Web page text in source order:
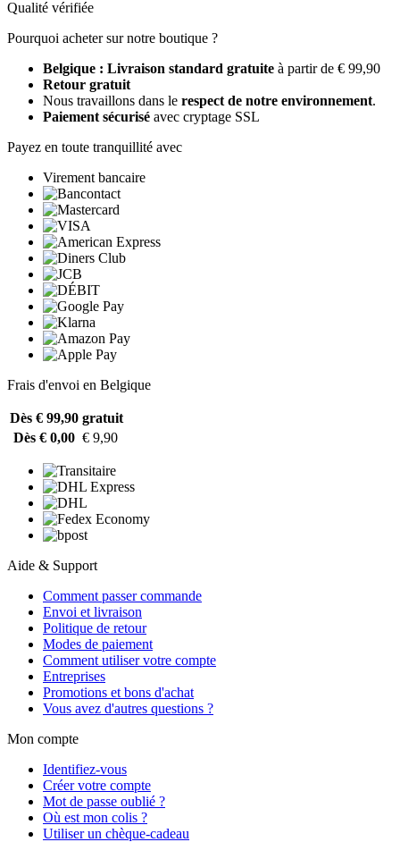
Qualité vérifiée
Pourquoi acheter sur notre boutique ?
Belgique : Livraison standard gratuite à partir de € 99,90
Retour gratuit
Nous travaillons dans le respect de notre environnement.
Paiement sécurisé avec cryptage SSL
Payez en toute tranquillité avec
Virement bancaire
Frais d'envoi en Belgique
Dès € 99,90 gratuit
Dès € 0,00 € 9,90
Aide & Support
Comment passer commande
Envoi et livraison
Politique de retour
Modes de paiement
Comment utiliser votre compte
Entreprises
Promotions et bons d'achat
Vous avez d'autres questions ?
Mon compte
Identifiez-vous
Créer votre compte
Mot de passe oublié ?
Où est mon colis ?
Utiliser un chèque-cadeau